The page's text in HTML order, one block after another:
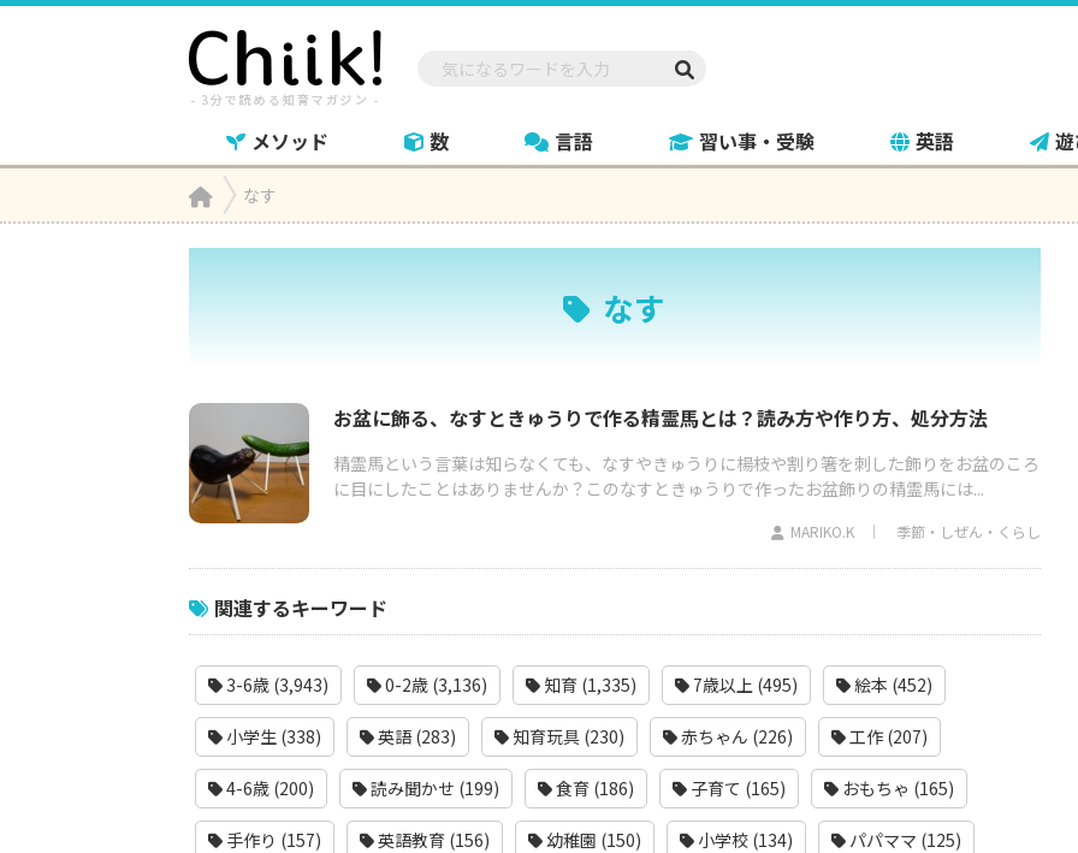
メソッド 数 言語 習い事・受験 英語
Homeなす
なす
お盆に飾る、なすときゅうりで作る精霊馬とは？読み方や作り方、処分方法
精霊馬という言葉は知らなくても、なすやきゅうりに楊枝や割り箸を刺した飾りをお盆のころ
に目にしたことはありませんか？このなすときゅうりで作ったお盆飾りの精霊馬には...
MARIKO.K 季節・しぜん・くらし
関連するキーワード
3-6歳 (3,943) 0-2歳 (3,136) 知育 (1,335) 7歳以上 (495) 絵本 (452)
小学生 (338) 英語 (283) 知育玩具 (230) 赤ちゃん (226) 工作 (207)
4-6歳 (200) 読み聞かせ (199) 食育 (186) 子育て (165) おもちゃ (165)
手作り (157) 英語教育 (156) 幼稚園 (150) 小学校 (134) パパママ (125)